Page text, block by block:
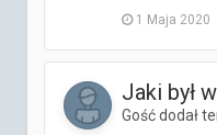
1 Maja 2020
Jaki był
Gość dodał